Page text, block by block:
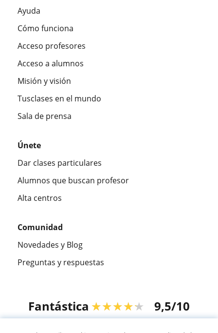
Ayuda
Cómo funciona
Acceso profesores
Acceso a alumnos
Misión y visión
Tusclases en el mundo
Sala de prensa
Únete
Dar clases particulares
Alumnos que buscan profesor
Alta centros
Comunidad
Novedades y Blog
Preguntas y respuestas
Fantástica ★★★★★ 9,5/10